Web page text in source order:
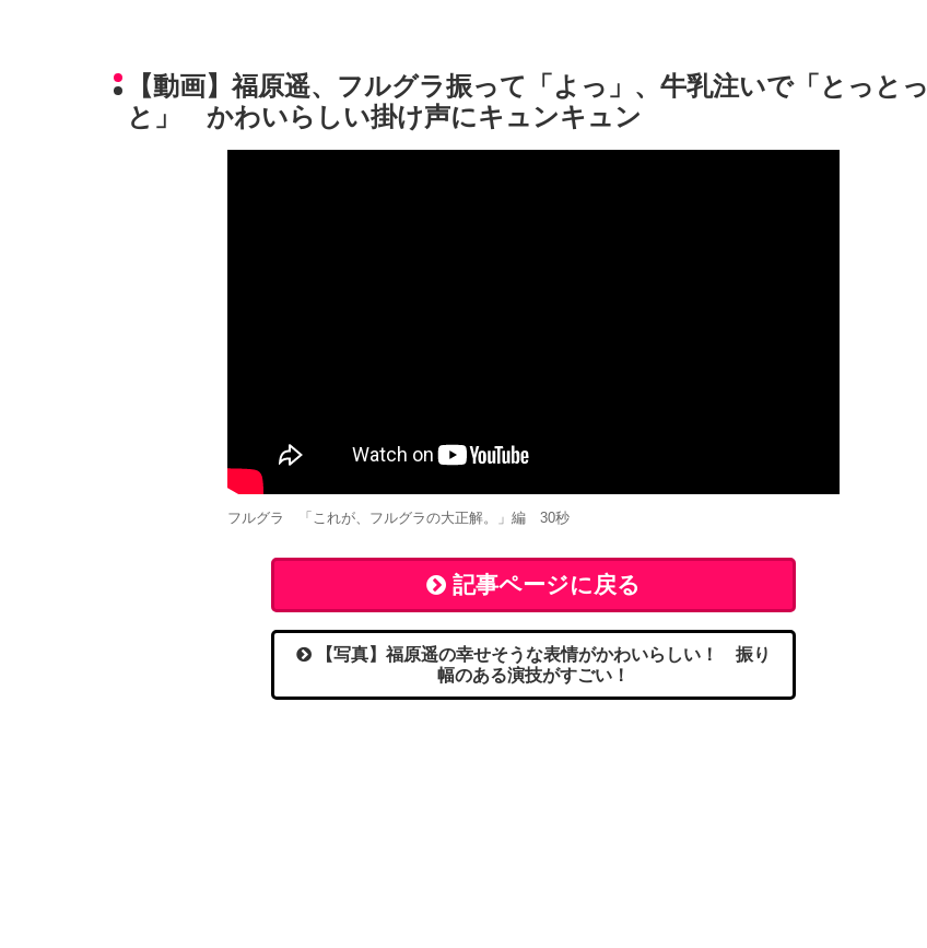
【動画】福原遥、フルグラ振って「よっ」、牛乳注いで「とっとっ
と」 かわいらしい掛け声にキュンキュン
フルグラ 「これが、フルグラの大正解。」編 30秒
記事ページに戻る
【写真】福原遥の幸せそうな表情がかわいらしい！ 振り
幅のある演技がすごい！